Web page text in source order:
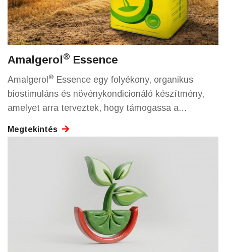
Amalgerol® Essence
Amalgerol ® Essence egy folyékony, organikus
biostimuláns és növénykondicionáló készítmény,
amelyet arra terveztek, hogy támogassa a
stressztűrést és javítsa a gyökérzet erősségét
Megtekintés